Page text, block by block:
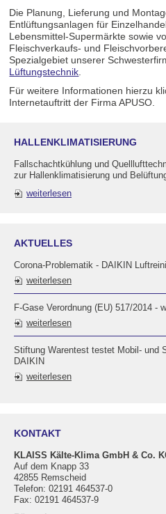
Die Planung, Lieferung und
Entlüftungsanlagen für
Lebensmittel-Supermärkte sowie
Fleischverkaufs- und
Spezialgebiet unserer
Lüftungstechnik
Für weitere Informationen hierzu
Internetauftritt der Firma APUSO.
HALLENKLIMATISIERUNG
Fallschachtkühlung und
zur Hallenklimatisierung und
weiterlesen
AKTUELLES
Corona-Problematik - DAIKIN
weiterlesen
F-Gase Verordnung (EU) 517/2014 -
weiterlesen
Stiftung Warentest testet Mobil- und
DAIKIN
weiterlesen
KONTAKT
KLAISS Kälte-Klima GmbH & Co.
Auf dem Knapp 33
42855 Remscheid
Telefon: 02191 464537-0
Fax: 02191 464537-9